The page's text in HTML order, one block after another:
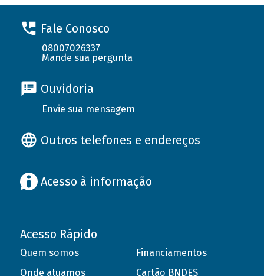
Fale Conosco
08007026337
Mande sua pergunta
Ouvidoria
Envie sua mensagem
Outros telefones e endereços
Acesso à informação
Acesso Rápido
Quem somos
Onde atuamos
Financiamentos
Cartão BNDES